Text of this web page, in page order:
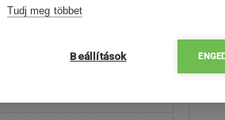
Tudj meg többet
Beállítások